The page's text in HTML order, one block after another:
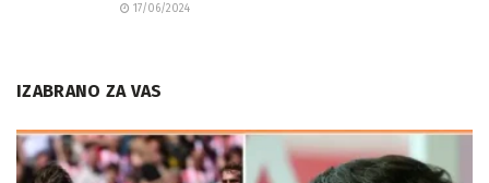
17/06/2024
IZABRANO ZA VAS